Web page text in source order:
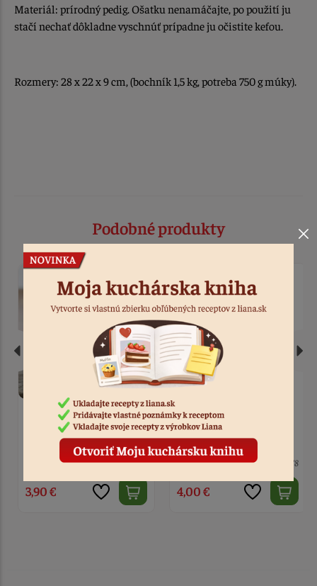
Materiál: prírodný pedig. Ošatku nenamáčajte, po použití ju
stačí nechať dôkladne vyschnúť prípadne ju očistite kefou.
Rozmery: 28 x 22 x 9 cm, (bochník 1,5 kg, potreba 750 g múky).
Podobné produkty
Narezávatko na chlieb,
marcipán
Kód: 678
4,00 €
Plech na 4 bagety
10 ks Kód: 21
9,50 €